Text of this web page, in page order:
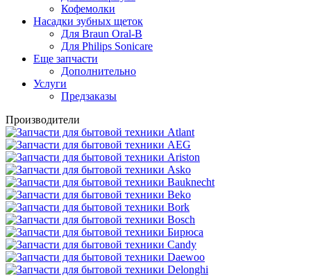
Кофемолки
Насадки зубных щеток
Для Braun Oral-B
Для Philips Sonicare
Еще запчасти
Дополнительно
Услуги
Предзаказы
Производители